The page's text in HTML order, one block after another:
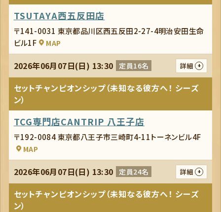
TSUTAYA西五反田店
〒141-0031 東京都品川区西五反田2-27-4明治安田生命
ビル1F
MAP
2026年06月07日(日) 13:30 定員16名 詳細
セットチャンピオンシップ（未知なる彼方へ！ シーズ
ン）
TCG専門店CANTRIP 八王子店
〒192-0084 東京都八王子市三崎町4-11トーネンビル4F
MAP
2026年06月07日(日) 13:30 定員24名 詳細
セットチャンピオンシップ（未知なる彼方へ！ シーズ
ン）